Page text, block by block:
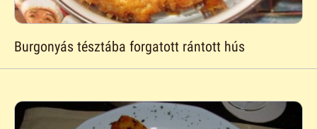
Burgonyás tésztába forgatott rántott hús